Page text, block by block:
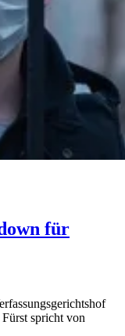
für
Fürst spricht von